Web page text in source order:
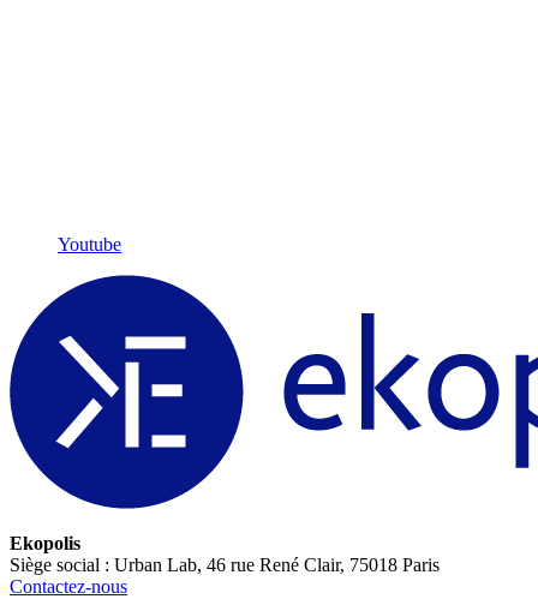
Youtube
Ekopolis
Siège social : Urban Lab, 46 rue René Clair, 75018 Paris
Contactez-nous